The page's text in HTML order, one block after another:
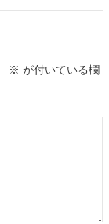
※ が付いている欄